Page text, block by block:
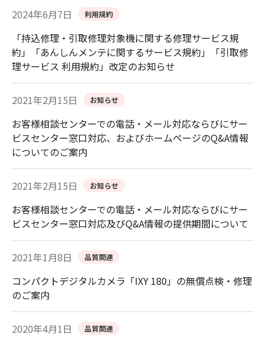
2024年6月7日 利用規約
「持込修理・引取修理対象機に関する修理サービス規
約」「あんしんメンテに関するサービス規約」「引取修
理サービス 利用規約」改定のお知らせ
2021年2月15日 お知らせ
お客様相談センターでの電話・メール対応ならびにサー
ビスセンター窓口対応、およびホームページのQ&A情報
についてのご案内
2021年2月15日 お知らせ
お客様相談センターでの電話・メール対応ならびにサー
ビスセンター窓口対応及びQ&A情報の提供期間について
2021年1月8日 品質関連
コンパクトデジタルカメラ「IXY 180」の無償点検・修理
のご案内
2020年4月1日 品質関連